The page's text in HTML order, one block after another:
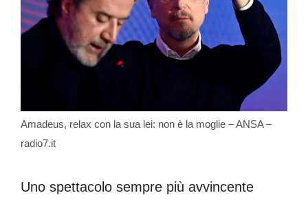
Amadeus, relax con la sua lei: non è la moglie – ANSA –
radio7.it
Uno spettacolo sempre più avvincente